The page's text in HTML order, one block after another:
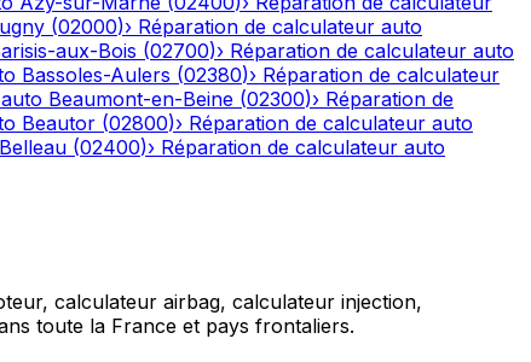
(02000)› Réparation de calculateur auto
aux-Bois (02700)› Réparation de calculateur auto
Bassoles-Aulers (02380)› Réparation de calculateur
Beaumont-en-Beine (02300)› Réparation de
Beautor (02800)› Réparation de calculateur auto
Belleau (02400)› Réparation de calculateur auto
calculateur airbag, calculateur injection,
toute la France et pays frontaliers.